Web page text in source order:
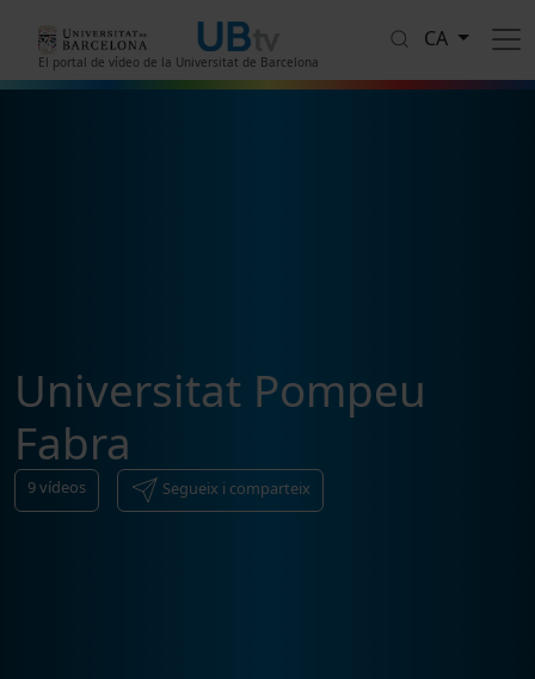
El portal de vídeo de la Universitat de Barcelona
CA
Universitat Pompeu
Fabra
9vídeos Segueix i comparteix